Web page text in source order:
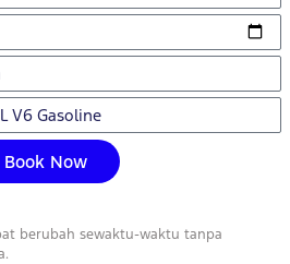
Book Now
berubah sewaktu-waktu tanpa